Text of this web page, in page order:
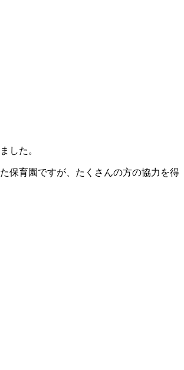
した。
保育園ですが、たくさんの方の協力を得